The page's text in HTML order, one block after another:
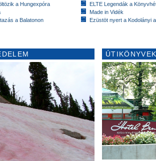
a Hungexpóra
a Balatonon
ELTE Legendák a
Made in Vidék
Ezüstöt nyert a Kodolányi